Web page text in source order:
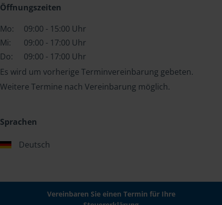
Öffnungszeiten
Mo:
09:00 - 15:00 Uhr
Mi:
09:00 - 17:00 Uhr
Do:
09:00 - 17:00 Uhr
Es wird um vorherige Terminvereinbarung gebeten.
Weitere Termine nach Vereinbarung möglich.
Sprachen
Deutsch
Vereinbaren Sie einen Termin für Ihre